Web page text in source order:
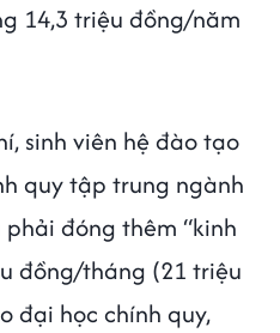
14,3 triệu đồng/năm
sinh viên hệ đào tạo
quy tập trung ngành
đóng thêm “kinh
đồng/tháng (21 triệu
đại học chính quy,